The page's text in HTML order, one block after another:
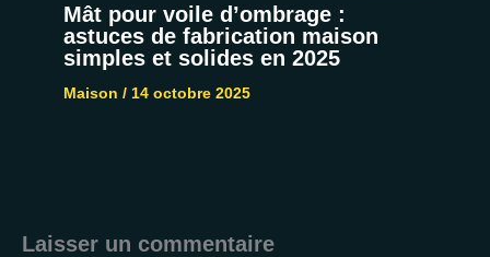
Mât pour voile d’ombrage :
astuces de fabrication maison
simples et solides en 2025
Maison / 14 octobre 2025
Laisser un commentaire